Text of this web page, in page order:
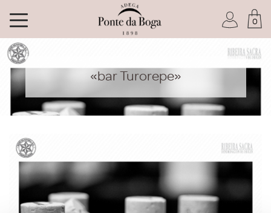
He olvidado mi contraseña
ACCEDER
0
«bar Turorepe»